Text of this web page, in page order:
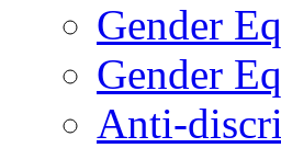
Gender
Gender
Anti-